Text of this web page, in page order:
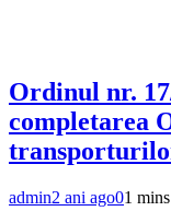
Ordinul nr.
completarea
admin2 ani ago01 mins